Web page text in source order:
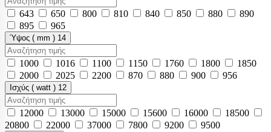
643 650 800 810 840 850 880
890
895
965
Ύψος ( mm ) 14
1000 1016 1100 1150 1760 1800
1850
2000
2025 2200 870 880 900 956
Ισχύς ( watt ) 12
12000 13000 15000 15600 16000
18500
20800
22000 37000 7800 9200 9500